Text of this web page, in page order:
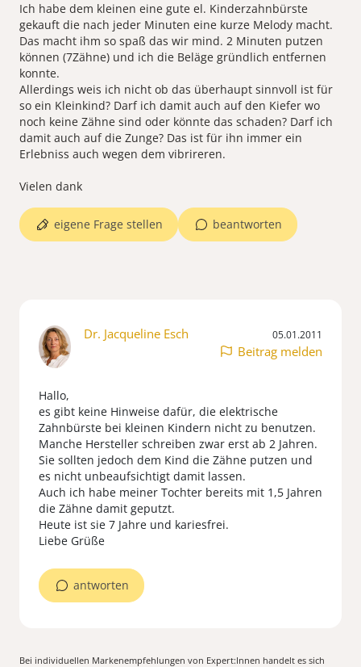
Ich habe dem kleinen eine gute el. Kinderzahnbürste
gekauft die nach jeder Minuten eine kurze Melody macht.
Das macht ihm so spaß das wir mind. 2 Minuten putzen
können (7Zähne) und ich die Beläge gründlich entfernen
konnte.
Allerdings weis ich nicht ob das überhaupt sinnvoll ist für
so ein Kleinkind? Darf ich damit auch auf den Kiefer wo
noch keine Zähne sind oder könnte das schaden? Darf ich
damit auch auf die Zunge? Das ist für ihn immer ein
Erlebniss auch wegen dem vibrireren.
Vielen dank
beantworten
eigene Frage stellen
Dr. Jacqueline Esch 05.01.2011
Beitrag melden
Hallo,
es gibt keine Hinweise dafür, die elektrische
Zahnbürste bei kleinen Kindern nicht zu benutzen.
Manche Hersteller schreiben zwar erst ab 2 Jahren.
Sie sollten jedoch dem Kind die Zähne putzen und
es nicht unbeaufsichtigt damit lassen.
Auch ich habe meiner Tochter bereits mit 1,5 Jahren
die Zähne damit geputzt.
Heute ist sie 7 Jahre und kariesfrei.
Liebe Grüße
antworten
Bei individuellen Markenempfehlungen von Expert:Innen handelt es sich